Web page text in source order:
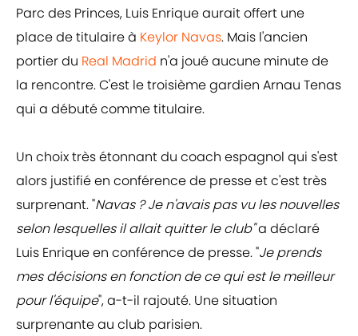
Parc des Princes, Luis Enrique aurait offert une
place de titulaire à Keylor Navas. Mais l'ancien
portier du Real Madrid n'a joué aucune minute de
la rencontre. C'est le troisième gardien Arnau Tenas
qui a débuté comme titulaire.
Un choix très étonnant du coach espagnol qui s'est
alors justifié en conférence de presse et c'est très
surprenant. "Navas ? Je n'avais pas vu les nouvelles
selon lesquelles il allait quitter le club"a déclaré
Luis Enrique en conférence de presse. "Je prends
mes décisions en fonction de ce qui est le meilleur
pour l'équipe", a-t-il rajouté. Une situation
surprenante au club parisien.